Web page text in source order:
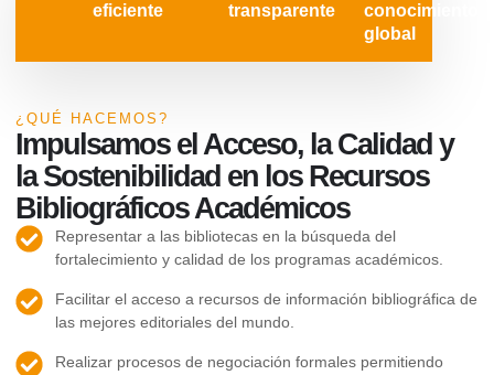
eficiente
transparente
conocimiento
global
¿QUÉ HACEMOS?
Impulsamos el Acceso, la Calidad y
la Sostenibilidad en los Recursos
Bibliográficos Académicos
Representar a las bibliotecas en la búsqueda del
fortalecimiento y calidad de los programas académicos.
Facilitar el acceso a recursos de información bibliográfica de
las mejores editoriales del mundo.
Realizar procesos de negociación formales permitiendo